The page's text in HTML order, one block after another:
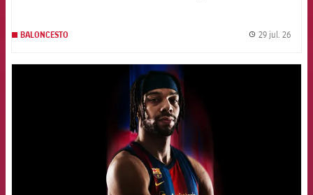
BALONCESTO 29 jul. 26
FCB Barcelona badge